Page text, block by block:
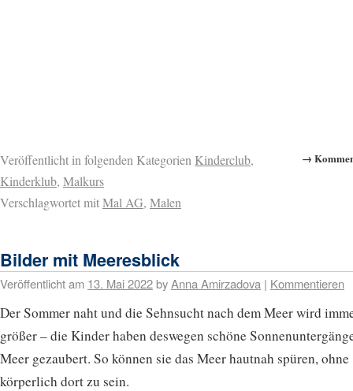
→
Veröffentlicht in folgenden Kategorien Kinderclub,
Kinderklub, Malkurs
Verschlagwortet mitMal AG, Malen
Bilder mit Meeresblick
Veröffentlicht am 13. Mai 2022byAnna Amirzadova | Kommentieren
Der Sommer naht und die Sehnsucht nach dem Meer wird
größer – die Kinder haben deswegen schöne
Meer gezaubert. So können sie das Meer hautnah spüren, ohne
körperlich dort zu sein.